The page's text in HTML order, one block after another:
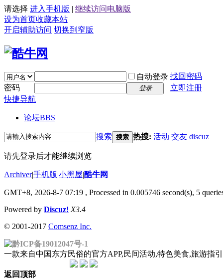
请选择 进入手机版 | 继续访问电脑版
设为首页收藏本站
开启辅助访问 切换到窄版
自动登录 找回密码
密码
登录
立即注册
快捷导航
论坛BBS
搜索 搜索 热搜: 活动 交友 discuz
请先登录后才能继续浏览
Archiver|手机版|小黑屋|酷牛网
GMT+8, 2026-8-7 07:19 , Processed in 0.005746 second(s), 5
Powered by Discuz! X3.4
© 2001-2017 Comsenz Inc.
黔ICP备19012047号-1
一款来自中国东方民俗的官方APP,民间活动,特色美食,旅游
返回顶部